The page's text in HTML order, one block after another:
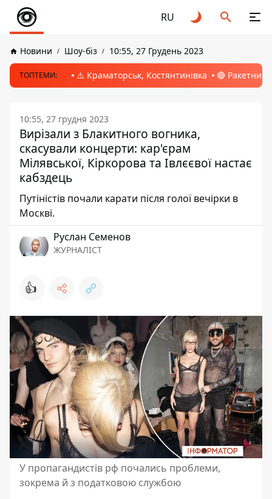
RU
Новини Шоу-біз 10:55, 27 Грудень 2023
ТОПТЕМИ: ⚠️ Краматорськ, Костянтинівка 🔴 Ракетний
10:55, 27 грудня 2023
Вирізали з Блакитного вогника,
скасували концерти: кар'єрам
Мілявської, Кіркорова та Івлєєвої настає
кабздець
Путіністів почали карати після голої вечірки в
Москві.
Руслан Семенов
ЖУРНАЛІСТ
👍
У пропагандистів рф почались проблеми,
зокрема й з податковою службою